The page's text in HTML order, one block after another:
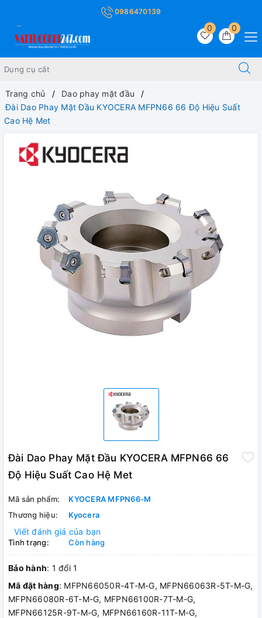
0986470139
0
0
Trang chủ
Dao phay mặt đầu
Đài Dao Phay Mặt Đầu KYOCERA MFPN66 66 Độ Hiệu Suất
Cao Hệ Met
Đài Dao Phay Mặt Đầu KYOCERA MFPN66 66
Độ Hiệu Suất Cao Hệ Met
Mã sản phẩm:
KYOCERA MFPN66-M
Thương hiệu:
Kyocera
Viết đánh giá của bạn
Tình trạng: Còn hàng
Bảo hành: 1 đổi 1
Mã đặt hàng: MFPN66050R-4T-M-G, MFPN66063R-5T-M-G,
MFPN66080R-6T-M-G, MFPN66100R-7T-M-G,
MFPN66125R-9T-M-G, MFPN66160R-11T-M-G,